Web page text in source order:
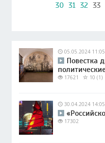
30 31 32 33
05.05.2024 11:05
Повестка
17621 10 (1)
30.04.2024 14:05
17302